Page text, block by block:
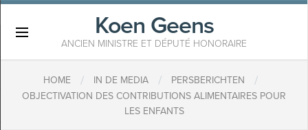
Koen Geens
ANCIEN MINISTRE ET DÉPUTÉ HONORAIRE
HOME / IN DE MEDIA / PERSBERICHTEN /
OBJECTIVATION DES CONTRIBUTIONS ALIMENTAIRES POUR
LES ENFANTS